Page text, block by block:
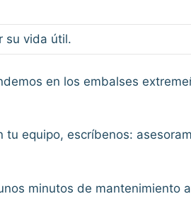
su vida útil.
en los embalses
equipo, escríbenos:
minutos de mantenimiento